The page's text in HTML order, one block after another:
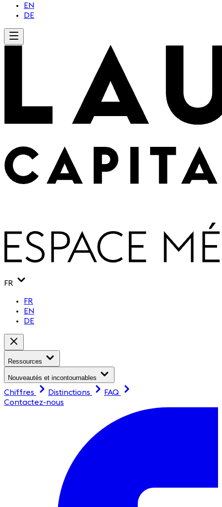
EN
DE
FR
FR
EN
DE
Ressources
Nouveautés et incontournables
Chiffres Distinctions
FAQ
Contactez-nous